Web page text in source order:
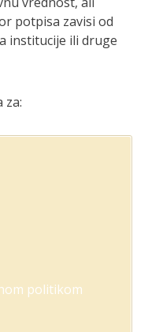
potpisa zavisi od
institucije ili druge
za:
politikom